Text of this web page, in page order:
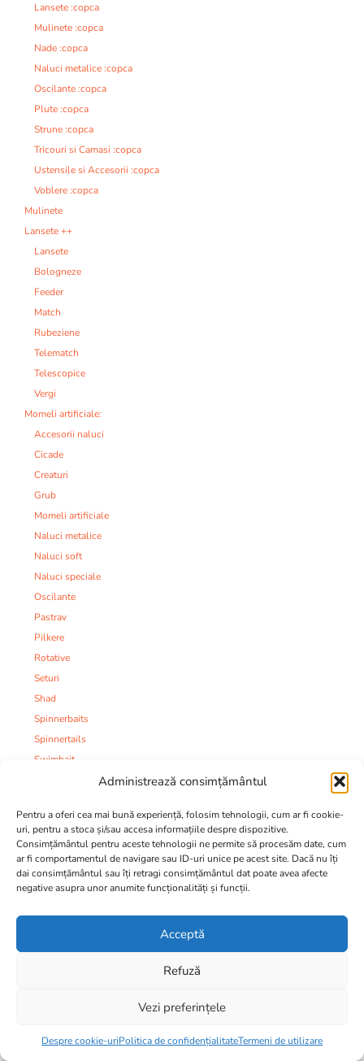
Administrează consimțământul
Pentru a oferi cea mai bună experiență, folosim tehnologii, cum ar fi cookie-
uri, pentru a stoca și/sau accesa informațiile despre dispozitive.
Consimțământul pentru aceste tehnologii ne permite să procesăm date, cum
ar fi comportamentul de navigare sau ID-uri unice pe acest site. Dacă nu îți
dai consimțământul sau îți retragi consimțământul dat poate avea afecte
negative asupra unor anumite funcționalități și funcții.
Acceptă
Refuză
Vezi preferințele
Despre cookie-uriPolitica de confidențialitateTermeni de utilizare
Lansete :copca
Mulinete :copca
Nade :copca
Naluci metalice :copca
Oscilante :copca
Plute :copca
Strune :copca
Tricouri si Camasi :copca
Ustensile si Accesorii :copca
Voblere :copca
Mulinete
Lansete ++
Lansete
Bologneze
Feeder
Match
Rubeziene
Telematch
Telescopice
Vergi
Momeli artificiale:
Accesorii naluci
Cicade
Creaturi
Grub
Momeli artificiale
Naluci metalice
Naluci soft
Naluci speciale
Oscilante
Pastrav
Pilkere
Rotative
Seturi
Shad
Spinnerbaits
Spinnertails
Swimbait
Nade:
Aditivi si Arome
Boillies
Boillies Pop-Up
Bacuri nada
0 items -0,00lei